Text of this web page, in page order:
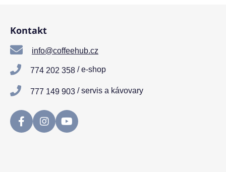
Kontakt
info@coffeehub.cz
774 202 358 / e-shop
777 149 903 / servis a kávovary